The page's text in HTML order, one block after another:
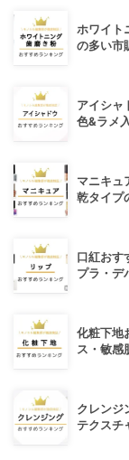
ホワイト
の多い市
アイシャ
色&ラメ
マニキュ
乾タイプ
口紅おす
プラ・デ
化粧下地
ス・敏感
クレンジ
テクスチ